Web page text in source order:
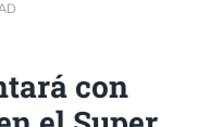
con